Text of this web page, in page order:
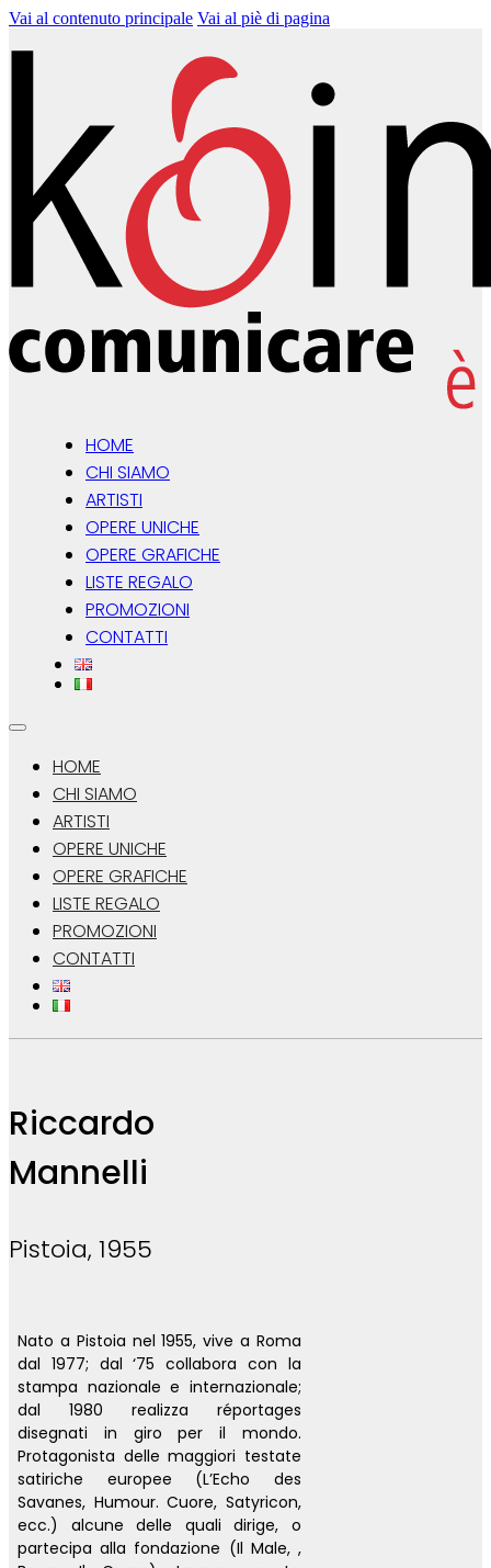
Vai al contenuto principale Vai al piè di pagina
HOME
CHI SIAMO
ARTISTI
OPERE UNICHE
OPERE GRAFICHE
LISTE REGALO
PROMOZIONI
CONTATTI
HOME
CHI SIAMO
ARTISTI
OPERE UNICHE
OPERE GRAFICHE
LISTE REGALO
PROMOZIONI
CONTATTI
Riccardo
Mannelli
Pistoia, 1955
Nato a Pistoia nel 1955, vive a Roma
dal 1977; dal ‘75 collabora con la
stampa nazionale e internazionale;
dal 1980 realizza réportages
disegnati in giro per il mondo.
Protagonista delle maggiori testate
satiriche europee (L’Echo des
Savanes, Humour. Cuore, Satyricon,
ecc.) alcune delle quali dirige, o
partecipa alla fondazione (Il Male, ,